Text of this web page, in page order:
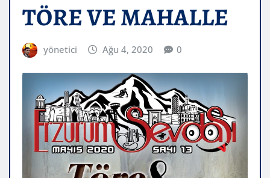
TÖRE VE MAHALLE
yönetici Ağu 4, 2020 0